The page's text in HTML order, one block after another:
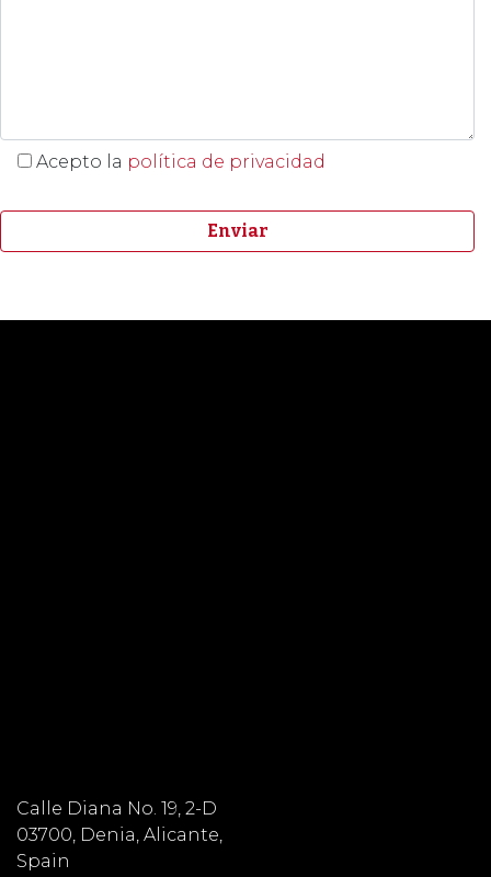
Acepto la política de privacidad
Calle Diana No. 19, 2-D
03700, Denia, Alicante,
Spain